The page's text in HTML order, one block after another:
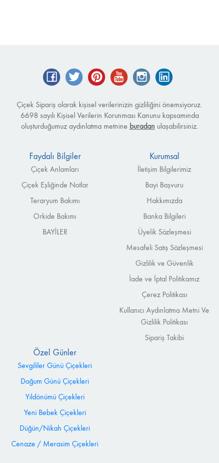
FacebookTwitter Pinterest YouTube Instagram
Çiçek Sipariş olarak kişisel verilerinizin gizliliğini önemsiyoruz.
6698 sayılı Kişisel Verilerin Korunması Kanunu kapsamında
oluşturduğumuz aydınlatma metnine buradan ulaşabilirsiniz.
Faydalı Bilgiler
Çiçek Anlamları
Çiçek Eşliğinde Notlar
Teraryum Bakımı
Orkide Bakımı
BAYİLER
Kurumsal
İletişim Bilgilerimiz
Bayi Başvuru
Hakkımızda
Banka Bilgileri
Üyelik Sözleşmesi
Mesafeli Satış Sözleşmesi
Gizlilik ve Güvenlik
İade ve İptal Politikamız
Çerez Politikası
Kullanıcı Aydınlatma Metni Ve
Gizlilik Politikası
Sipariş Takibi
Özel Günler
Sevgililer Günü Çiçekleri
Doğum Günü Çiçekleri
Yıldönümü Çiçekleri
Yeni Bebek Çiçekleri
Düğün/Nikah Çiçekleri
Cenaze / Merasim Çiçekleri